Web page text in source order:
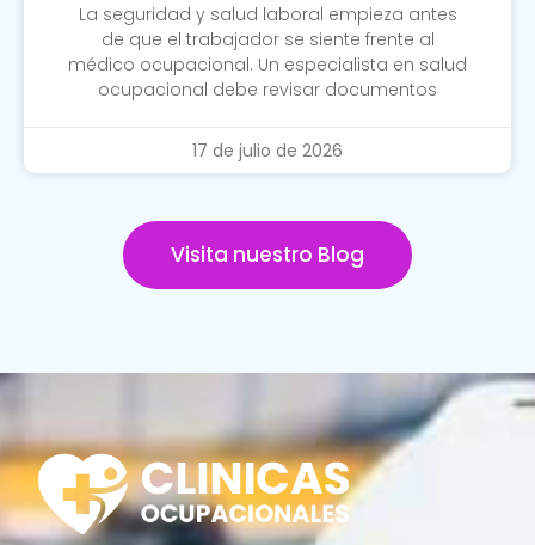
La seguridad y salud laboral empieza antes
de que el trabajador se siente frente al
médico ocupacional. Un especialista en salud
ocupacional debe revisar documentos
17 de julio de 2026
Visita nuestro Blog